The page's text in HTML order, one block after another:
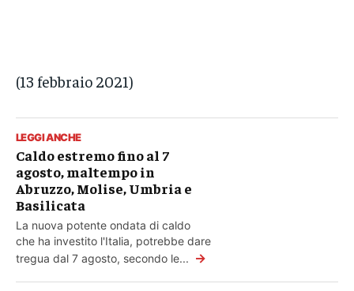
(13 febbraio 2021)
LEGGI ANCHE
Caldo estremo fino al 7
agosto, maltempo in
Abruzzo, Molise, Umbria e
Basilicata
La nuova potente ondata di caldo
che ha investito l'Italia, potrebbe dare
tregua dal 7 agosto, secondo le... →